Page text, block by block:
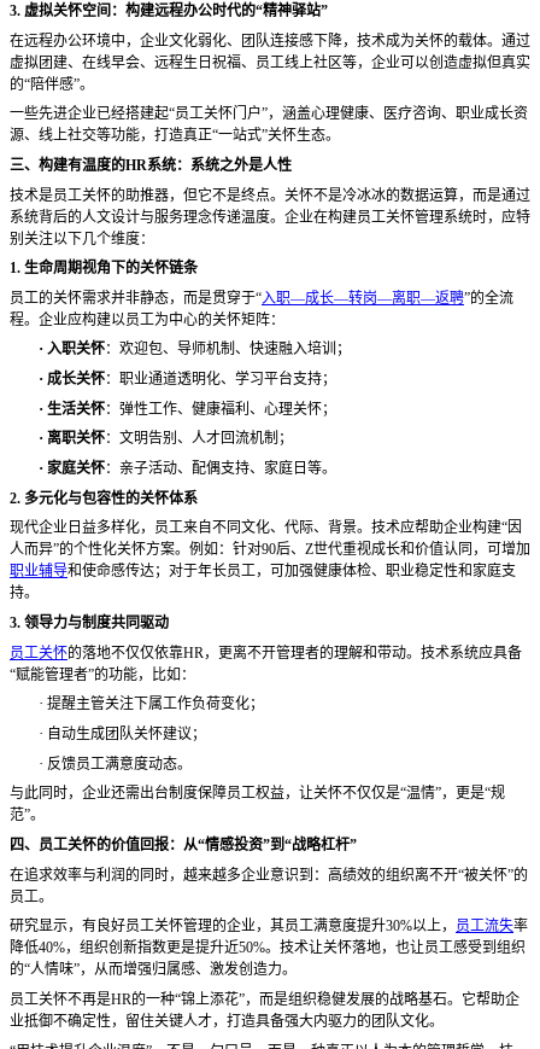
3. 虚拟关怀空间：构建远程办公时代的“精神驿站”
在远程办公环境中，企业文化弱化、团队连接感下降，技术成为关怀的载体。通过
虚拟团建、在线早会、远程生日祝福、员工线上社区等，企业可以创造虚拟但真实
的“陪伴感”。
一些先进企业已经搭建起“员工关怀门户”，涵盖心理健康、医疗咨询、职业成长资
源、线上社交等功能，打造真正“一站式”关怀生态。
三、构建有温度的HR系统：系统之外是人性
技术是员工关怀的助推器，但它不是终点。关怀不是冷冰冰的数据运算，而是通过
系统背后的人文设计与服务理念传递温度。企业在构建员工关怀管理系统时，应特
别关注以下几个维度：
1. 生命周期视角下的关怀链条
员工的关怀需求并非静态，而是贯穿于“入职—成长—转岗—离职—返聘”的全流
程。企业应构建以员工为中心的关怀矩阵：
· 入职关怀：欢迎包、导师机制、快速融入培训；
· 成长关怀：职业通道透明化、学习平台支持；
· 生活关怀：弹性工作、健康福利、心理关怀；
· 离职关怀：文明告别、人才回流机制；
· 家庭关怀：亲子活动、配偶支持、家庭日等。
2. 多元化与包容性的关怀体系
现代企业日益多样化，员工来自不同文化、代际、背景。技术应帮助企业构建“因
人而异”的个性化关怀方案。例如：针对90后、Z世代重视成长和价值认同，可增加
职业辅导和使命感传达；对于年长员工，可加强健康体检、职业稳定性和家庭支
持。
3. 领导力与制度共同驱动
员工关怀的落地不仅仅依靠HR，更离不开管理者的理解和带动。技术系统应具备
“赋能管理者”的功能，比如：
· 提醒主管关注下属工作负荷变化；
· 自动生成团队关怀建议；
· 反馈员工满意度动态。
与此同时，企业还需出台制度保障员工权益，让关怀不仅仅是“温情”，更是“规
范”。
四、员工关怀的价值回报：从“情感投资”到“战略杠杆”
在追求效率与利润的同时，越来越多企业意识到：高绩效的组织离不开“被关怀”的
员工。
研究显示，有良好员工关怀管理的企业，其员工满意度提升30%以上， 员工流失率
降低40%，组织创新指数更是提升近50%。技术让关怀落地，也让员工感受到组织
的“人情味”，从而增强归属感、激发创造力。
员工关怀不再是HR的一种“锦上添花”，而是组织稳健发展的战略基石。它帮助企
业抵御不确定性，留住关键人才，打造具备强大内驱力的团队文化。